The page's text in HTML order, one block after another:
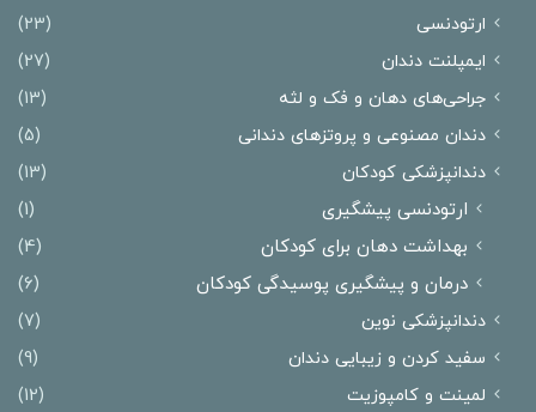
ارتودنسی
(23)
ایمپلنت دندان
(27)
جراحی‌های دهان و فک و لثه
(13)
دندان مصنوعی و پروتزهای دندانی
(5)
دندانپزشکی کودکان
(13)
ارتودنسی پیشگیری
(1)
بهداشت دهان برای کودکان
(4)
درمان و پیشگیری پوسیدگی کودکان
(6)
دندانپزشکی نوین
(7)
سفید کردن و زیبایی دندان
(9)
لمینت و کامپوزیت
(12)